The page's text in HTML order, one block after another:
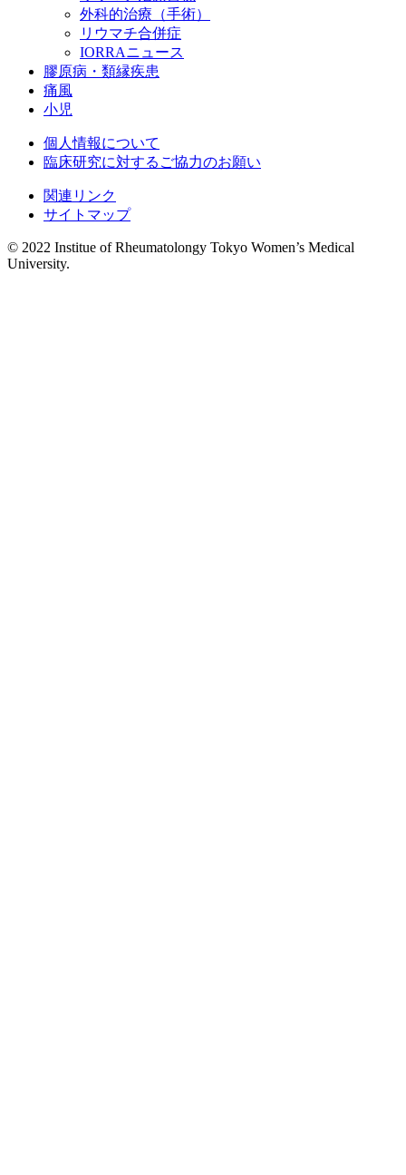
外科的治療（手術）
リウマチ合併症
IORRAニュース
膠原病・類縁疾患
痛風
小児
個人情報について
臨床研究に対するご協力のお願い
関連リンク
サイトマップ
© 2022 Institue of Rheumatolongy Tokyo Women’s Medical
University.